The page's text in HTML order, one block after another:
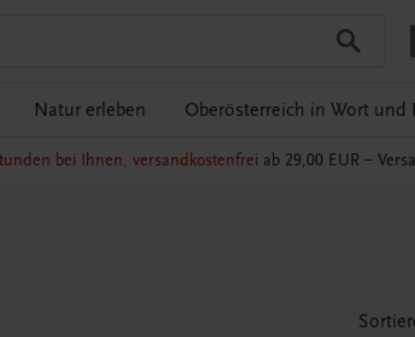
Natur erleben Oberösterreich in Wort und
bei Ihnen, versandkostenfrei ab 29,00 EUR –